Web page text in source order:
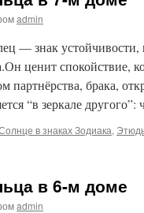
admin
— знак устойчивости,
ценит спокойствие,
партнёрства, брака,
“в зеркале
в знаках Зодиака,
в 6-м доме
admin